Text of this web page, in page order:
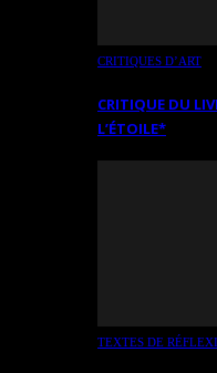
CRITIQUES D’ART
CRITIQUE DU
L’ÉTOILE*
TEXTES DE